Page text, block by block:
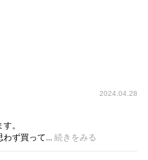
だが道具の進化はどちら
もそうだったが、あまり
わないけど、そこから一
ストレート。
品ではあったが、まんま
2024.04.28
。
わず買って... 続きをみる